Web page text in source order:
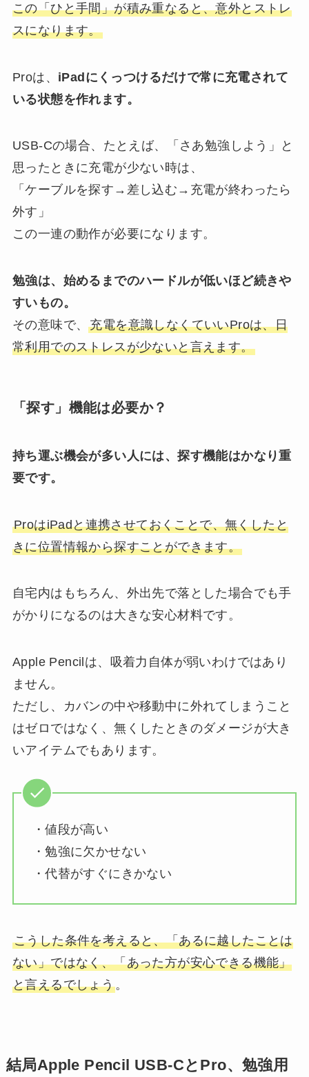
この「ひと手間」が積み重なると、意外とストレ
スになります。
Proは、 iPadにくっつけるだけで常に充電されて
いる状態を作れます。
USB-Cの場合、たとえば、「さあ勉強しよう」と
思ったときに充電が少ない時は、
「ケーブルを探す→差し込む→充電が終わったら
外す」
この一連の動作が必要になります。
勉強は、始めるまでのハードルが低いほど続きや
すいもの。
その意味で、充電を意識しなくていいProは、日
常利用でのストレスが少ないと言えます。
「探す」機能は必要か？
持ち運ぶ機会が多い人には、探す機能はかなり重
要です。
ProはiPadと連携させておくことで、無くしたと
きに位置情報から探すことができます。
自宅内はもちろん、外出先で落とした場合でも手
がかりになるのは大きな安心材料です。
Apple Pencilは、吸着力自体が弱いわけではあり
ません。
ただし、カバンの中や移動中に外れてしまうこと
はゼロではなく、無くしたときのダメージが大き
いアイテムでもあります。
・値段が高い
・勉強に欠かせない
・代替がすぐにきかない
こうした条件を考えると、「あるに越したことは
ない」ではなく、「あった方が安心できる機能」
と言えるでしょう。
結局Apple Pencil USB-CとPro、勉強用